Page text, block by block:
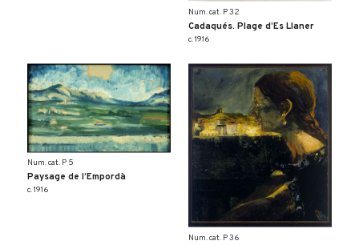
Num. cat. P 32
Cadaqués. Plage d’Es Llaner
c. 1916
Num. cat. P 5
Paysage de l’Empordà
c. 1916
Num. cat. P 36